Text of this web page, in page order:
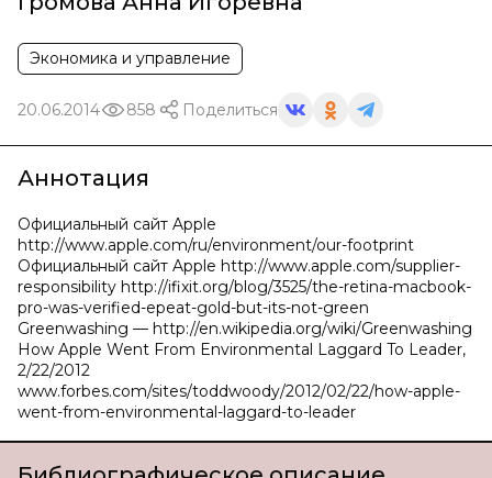
Экономика и управление
20.06.2014 858 Поделиться
Аннотация
Официальный сайт Apple
http://www.apple.com/ru/environment/our-footprint
Официальный сайт Apple http://www.apple.com/supplier-
responsibility http://ifixit.org/blog/3525/the-retina-macbook-
pro-was-verified-epeat-gold-but-its-not-green
Greenwashing — http://en.wikipedia.org/wiki/Greenwashing
How Apple Went From Environmental Laggard To Leader,
2/22/2012
www.forbes.com/sites/toddwoody/2012/02/22/how-apple-
went-from-environmental-laggard-to-leader